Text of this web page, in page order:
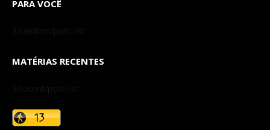
PARA VOCÊ
3/random/post-list
MATÉRIAS RECENTES
3/recent/post-list